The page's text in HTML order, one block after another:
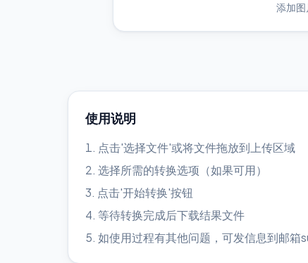
添加
使用说明
点击'选择文件'或将文件拖放到上传区域
选择所需的转换选项（如果可用）
点击'开始转换'按钮
等待转换完成后下载结果文件
如使用过程有其他问题，可发信息到邮